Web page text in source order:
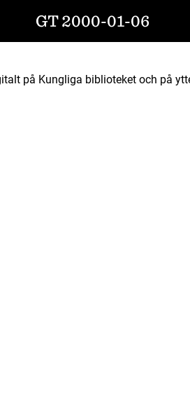
GT 2000-01-06
på Kungliga biblioteket och på